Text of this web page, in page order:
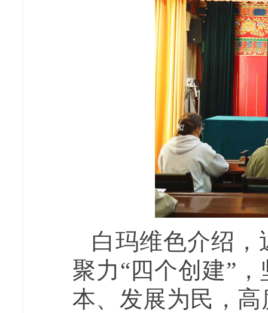
白玛维色介绍，
聚力“四个创建”
本、发展为民，